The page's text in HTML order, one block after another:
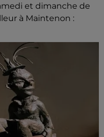
et dimanche de
à Maintenon :